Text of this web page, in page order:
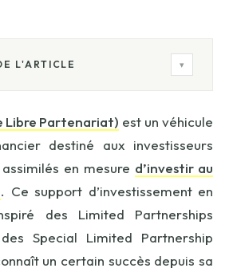
L'ARTICLE ▾
Libre Partenariat) est un véhicule
destiné aux investisseurs
en mesure d’investir au
. Ce support d’investissement en
des Limited Partnerships
Special Limited Partnership
un certain succès depuis sa